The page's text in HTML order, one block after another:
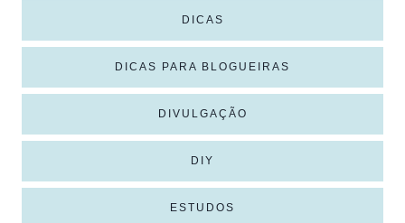
DICAS
DICAS PARA BLOGUEIRAS
DIVULGAÇÃO
DIY
ESTUDOS